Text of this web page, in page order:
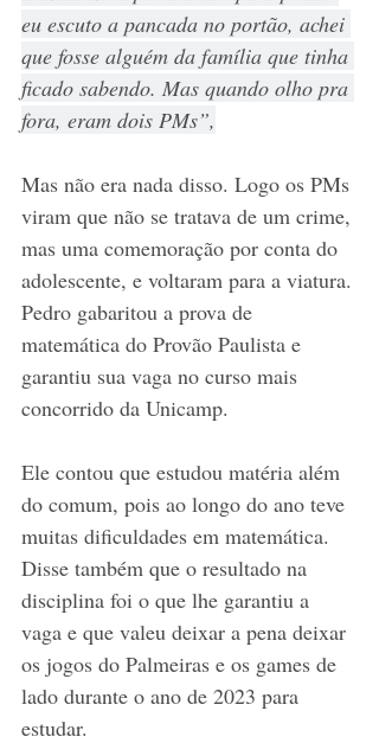
eu escuto a pancada no portão, achei
que fosse alguém da família que tinha
ficado sabendo. Mas quando olho pra
fora, eram dois PMs”,
Mas não era nada disso. Logo os PMs
viram que não se tratava de um crime,
mas uma comemoração por conta do
adolescente, e voltaram para a viatura.
Pedro gabaritou a prova de
matemática do Provão Paulista e
garantiu sua vaga no curso mais
concorrido da Unicamp.
Ele contou que estudou matéria além
do comum, pois ao longo do ano teve
muitas dificuldades em matemática.
Disse também que o resultado na
disciplina foi o que lhe garantiu a
vaga e que valeu deixar a pena deixar
os jogos do Palmeiras e os games de
lado durante o ano de 2023 para
estudar.